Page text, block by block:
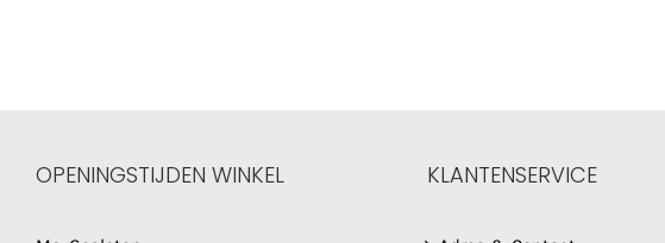
OPENINGSTIJDEN WINKEL KLANTENSERVICE